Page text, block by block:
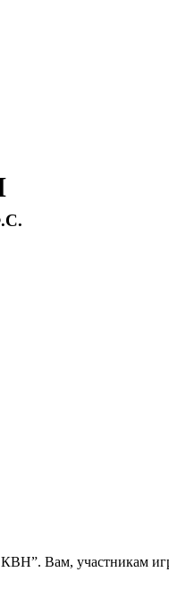
Вам, участникам